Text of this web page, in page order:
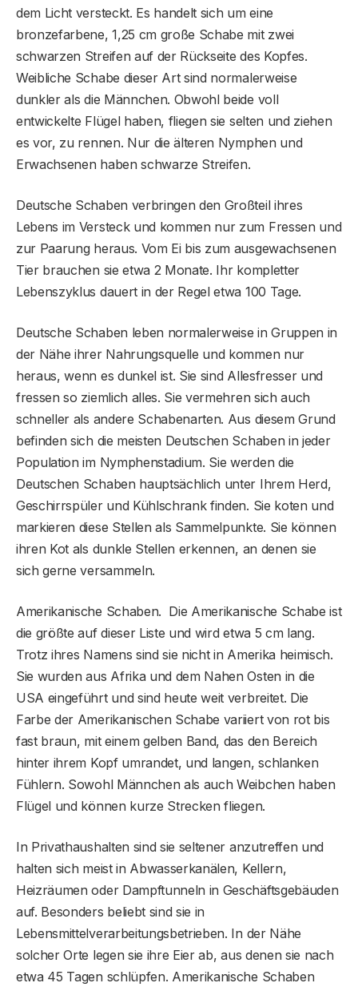
dem Licht versteckt. Es handelt sich um eine
bronzefarbene, 1,25 cm große Schabe mit zwei
schwarzen Streifen auf der Rückseite des Kopfes.
Weibliche Schabe dieser Art sind normalerweise
dunkler als die Männchen. Obwohl beide voll
entwickelte Flügel haben, fliegen sie selten und ziehen
es vor, zu rennen. Nur die älteren Nymphen und
Erwachsenen haben schwarze Streifen.
Deutsche Schaben verbringen den Großteil ihres
Lebens im Versteck und kommen nur zum Fressen und
zur Paarung heraus. Vom Ei bis zum ausgewachsenen
Tier brauchen sie etwa 2 Monate. Ihr kompletter
Lebenszyklus dauert in der Regel etwa 100 Tage.
Deutsche Schaben leben normalerweise in Gruppen in
der Nähe ihrer Nahrungsquelle und kommen nur
heraus, wenn es dunkel ist. Sie sind Allesfresser und
fressen so ziemlich alles. Sie vermehren sich auch
schneller als andere Schabenarten. Aus diesem Grund
befinden sich die meisten Deutschen Schaben in jeder
Population im Nymphenstadium. Sie werden die
Deutschen Schaben hauptsächlich unter Ihrem Herd,
Geschirrspüler und Kühlschrank finden. Sie koten und
markieren diese Stellen als Sammelpunkte. Sie können
ihren Kot als dunkle Stellen erkennen, an denen sie
sich gerne versammeln.
Amerikanische Schaben. Die Amerikanische Schabe ist
die größte auf dieser Liste und wird etwa 5 cm lang.
Trotz ihres Namens sind sie nicht in Amerika heimisch.
Sie wurden aus Afrika und dem Nahen Osten in die
USA eingeführt und sind heute weit verbreitet. Die
Farbe der Amerikanischen Schabe variiert von rot bis
fast braun, mit einem gelben Band, das den Bereich
hinter ihrem Kopf umrandet, und langen, schlanken
Fühlern. Sowohl Männchen als auch Weibchen haben
Flügel und können kurze Strecken fliegen.
In Privathaushalten sind sie seltener anzutreffen und
halten sich meist in Abwasserkanälen, Kellern,
Heizräumen oder Dampftunneln in Geschäftsgebäuden
auf. Besonders beliebt sind sie in
Lebensmittelverarbeitungsbetrieben. In der Nähe
solcher Orte legen sie ihre Eier ab, aus denen sie nach
etwa 45 Tagen schlüpfen. Amerikanische Schaben